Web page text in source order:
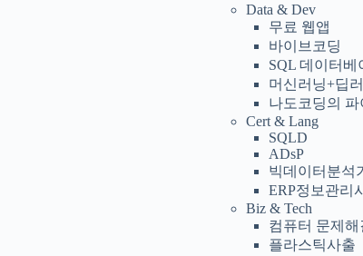
Data & Dev
무료 웹앱
바이브코딩
SQL 데이터베
머신러닝+딥
나도코딩의 파
Cert & Lang
SQLD
ADsP
빅데이터분석
ERP정보관리
Biz & Tech
컴퓨터 문제해
플라스틱사출